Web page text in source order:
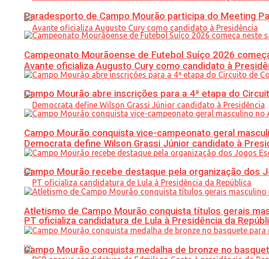
Avante oficializa Augusto Cury como candidato à
Democrata define Wilson Grassi Júnior candidato à
PT oficializa candidatura de Lula à Presidência da
Paradesporto de Campo Mourão participa do Meeting
Campeonato Mourãoense de Futebol Suíço 2026
Campo Mourão abre inscrições para a 4ª etapa do
Campo Mourão conquista vice-campeonato geral
Campo Mourão recebe destaque pela organização dos
Atletismo de Campo Mourão conquista títulos gerais
Campo Mourão conquista medalha de bronze no